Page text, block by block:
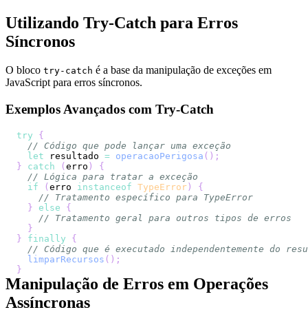
Utilizando Try-Catch para Erros
Síncronos
O bloco try-catch é a base da manipulação de exceções em
JavaScript para erros síncronos.
Exemplos Avançados com Try-Catch
try
{
// Código que pode lançar uma exceção
let resultado = operacaoPerigosa ( ) ;
}
catch ( erro )
{
// Lógica para tratar a exceção
if
( erro instanceof TypeError )
{
// Tratamento específico para TypeError
}
else
{
// Tratamento geral para outros tipos de erros
}
}
finally
{
// Código que é executado independentemente do
limparRecursos ( ) ;
}
Manipulação de Erros em Operações
Assíncronas